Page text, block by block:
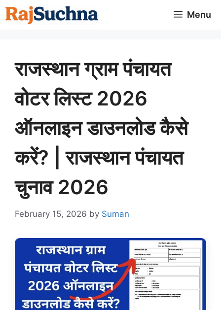
Skip
to
Menu
राजस्थान ग्राम पंचायत
वोटर लिस्ट 2026
ऑनलाइन डाउनलोड कैसे
करें? | राजस्थान पंचायत
चुनाव 2026
February 15, 2026 by Suman